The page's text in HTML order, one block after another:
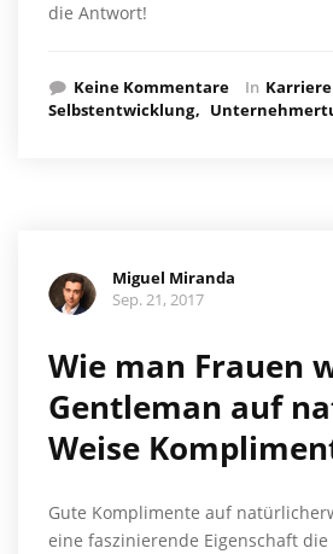
die Antwort!
Keine Kommentare In Karriere
Selbstentwicklung
Miguel Miranda
Sep. 21, 2017
Wie man Frauen
Gentleman auf
Weise
Gute Komplimente auf
eine faszinierende Eigenschaft